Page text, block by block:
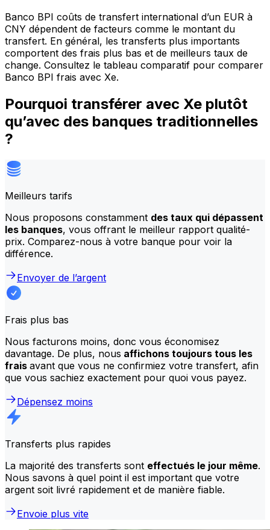
Banco BPI coûts de transfert international d’un EUR à
CNY dépendent de facteurs comme le montant du
transfert. En général, les transferts plus importants
comportent des frais plus bas et de meilleurs taux de
change. Consultez le tableau comparatif pour comparer
Banco BPI frais avec Xe.
Pourquoi transférer avec Xe plutôt
qu’avec des banques traditionnelles
?
Meilleurs tarifs
Nous proposons constamment des taux qui dépassent
les banques, vous offrant le meilleur rapport qualité-
prix. Comparez-nous à votre banque pour voir la
différence.
Envoyer de l’argent
Frais plus bas
Nous facturons moins, donc vous économisez
davantage. De plus, nous affichons toujours tous les
frais avant que vous ne confirmiez votre transfert, afin
que vous sachiez exactement pour quoi vous payez.
Dépensez moins
Transferts plus rapides
La majorité des transferts sont effectués le jour même.
Nous savons à quel point il est important que votre
argent soit livré rapidement et de manière fiable.
Envoie plus vite